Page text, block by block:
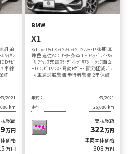
期 追
ﾜｲﾔﾚ
ﾅﾋﾞ
車線
証
R3/2021
km
払総額
万円
価格
万円
BMW
X1
Xdrive18d Xﾗｲﾝ ﾊｲﾗｲﾝ ｺﾝﾌｫｰﾄP 後期 真
珠色 追従ACC ﾋｰﾀｰ茶革 LEDﾍｯﾄﾞﾗｲﾄ&ﾃ
ｰﾙ ﾜｲﾔﾚｽ充電 ｽﾗｲﾃﾞｨﾝｸﾞﾘｱｼｰﾄ ﾀｯﾁ画面
HDDﾅﾋﾞPｱｼｽﾄ 電動Rｹﾞｰﾄ 衝突軽減ﾌﾞﾚ
ｰｷ 車線逸脱警告 歩行者警告 2年保証
年式：
R3/2021
走行：
25,000 km
支払総額
322万円
車両本体価格
308 万円